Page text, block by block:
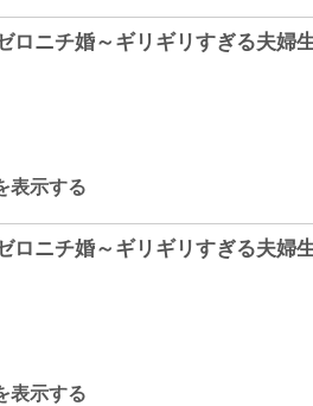
ロニチ婚～ギリギリすぎる夫婦
表示する
ロニチ婚～ギリギリすぎる夫婦
表示する